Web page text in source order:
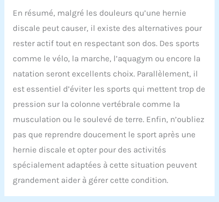
En résumé, malgré les douleurs qu’une hernie
discale peut causer, il existe des alternatives pour
rester actif tout en respectant son dos. Des sports
comme le vélo, la marche, l’aquagym ou encore la
natation seront excellents choix. Parallèlement, il
est essentiel d’éviter les sports qui mettent trop de
pression sur la colonne vertébrale comme la
musculation ou le soulevé de terre. Enfin, n’oubliez
pas que reprendre doucement le sport après une
hernie discale et opter pour des activités
spécialement adaptées à cette situation peuvent
grandement aider à gérer cette condition.